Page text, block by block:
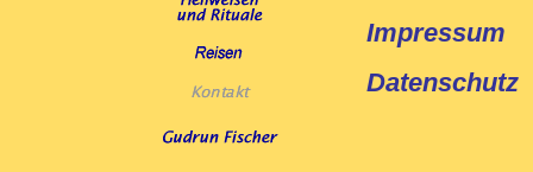
Impressum
Datenschutz